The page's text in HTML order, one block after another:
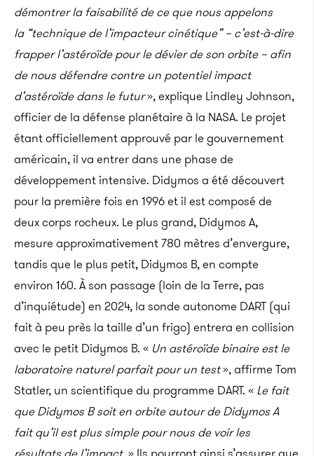
démontrer la faisabilité de ce que nous appelons
la “technique de l’impacteur cinétique” – c’est-à-dire
frapper l’astéroïde pour le dévier de son orbite – afin
de nous défendre contre un potentiel impact
d’astéroïde dans le futur», explique Lindley Johnson,
officier de la défense planétaire à la NASA. Le projet
étant officiellement approuvé par le gouvernement
américain, il va entrer dans une phase de
développement intensive. Didymos a été découvert
pour la première fois en 1996 et il est composé de
deux corps rocheux. Le plus grand, Didymos A,
mesure approximativement 780 mètres d’envergure,
tandis que le plus petit, Didymos B, en compte
environ 160. À son passage (loin de la Terre, pas
d’inquiétude) en 2024, la sonde autonome DART (qui
fait à peu près la taille d’un frigo) entrera en collision
avec le petit Didymos B. « Un astéroïde binaire est le
laboratoire naturel parfait pour un test», affirme Tom
Statler, un scientifique du programme DART. « Le fait
que Didymos B soit en orbite autour de Didymos A
fait qu’il est plus simple pour nous de voir les